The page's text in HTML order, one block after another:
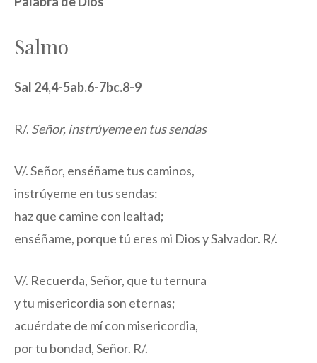
Salmo
Sal 24,4-5ab.6-7bc.8-9
R/. Señor, instrúyeme en tus sendas
V/. Señor, enséñame tus caminos,
instrúyeme en tus sendas:
haz que camine con lealtad;
enséñame, porque tú eres mi Dios y Salvador. R/.
V/. Recuerda, Señor, que tu ternura
y tu misericordia son eternas;
acuérdate de mí con misericordia,
por tu bondad, Señor. R/.